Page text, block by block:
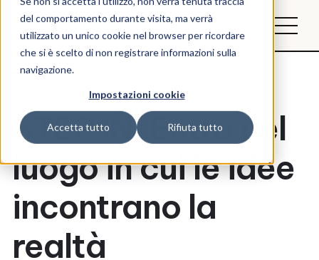
del comportamento durante visita, ma verrà
utilizzato un unico cookie nel browser per ricordare
che si è scelto di non registrare informazioni sulla
navigazione.
Impostazioni cookie
Accetta tutto Rifiuta tutto
STEP IN: Entra nel
luogo in cui le idee
incontrano la
realtà